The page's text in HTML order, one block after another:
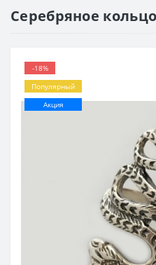
Серебряное
-18%
Популярный
Акция